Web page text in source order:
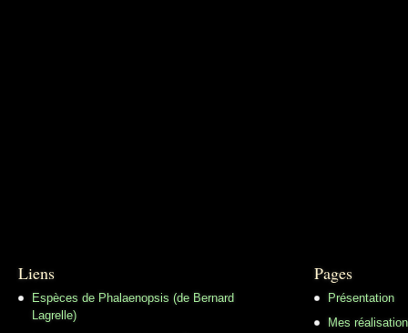
Liens
Espèces de Phalaenopsis (de Bernard
Lagrelle)
Pages
Présentation
Mes